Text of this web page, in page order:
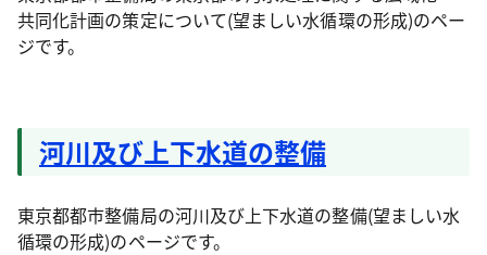
共同化計画の策定について(望ましい水循環の形成)のペー
ジです。
河川及び上下水道の整備
東京都都市整備局の河川及び上下水道の整備(望ましい水
循環の形成)のページです。